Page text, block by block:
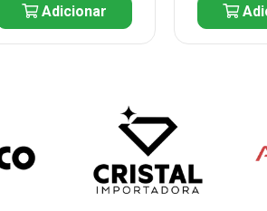
Adicionar